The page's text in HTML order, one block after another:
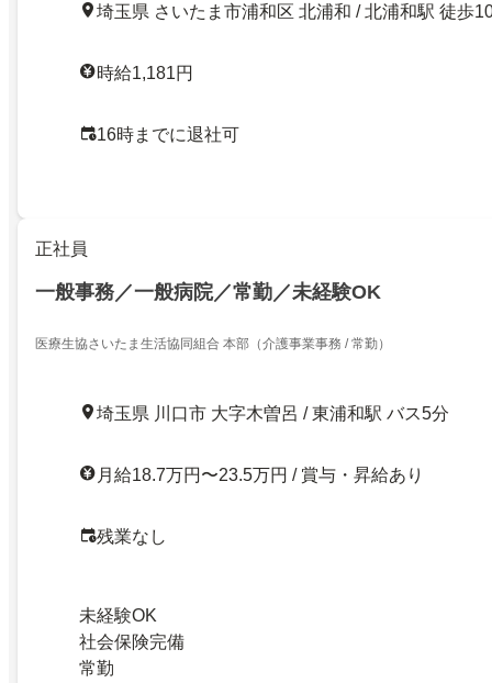
埼玉県 さいたま市浦和区 北浦和 / 北浦和駅 徒歩
時給1,181円
16時までに退社可
正社員
一般事務／一般病院／常勤／未経験OK
医療生協さいたま生活協同組合 本部（介護事業事務 / 常勤）
埼玉県 川口市 大字木曽呂 / 東浦和駅 バス5分
月給18.7万円〜23.5万円 / 賞与・昇給あり
残業なし
未経験OK
社会保険完備
常勤